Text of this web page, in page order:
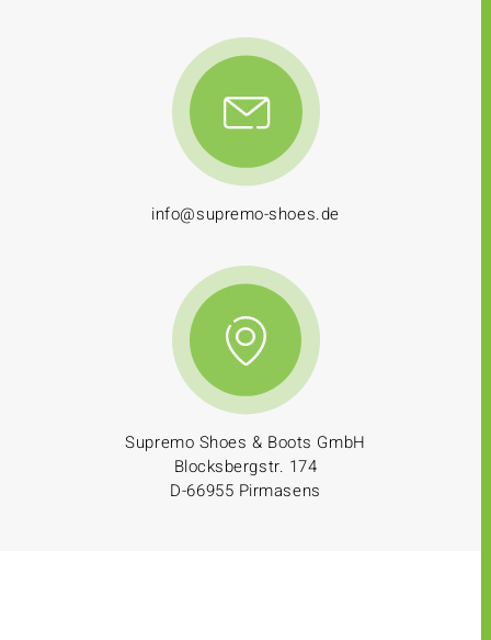
info@supremo-shoes.de
Supremo Shoes & Boots GmbH
Blocksbergstr. 174
D-66955 Pirmasens